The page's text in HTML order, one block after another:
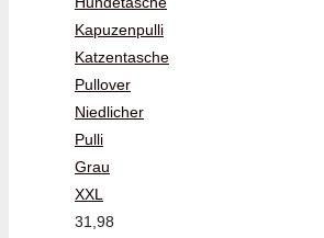
Kapuzenpulli
Katzentasche
Pullover
Niedlicher
Pulli
Grau
XXL
31,98